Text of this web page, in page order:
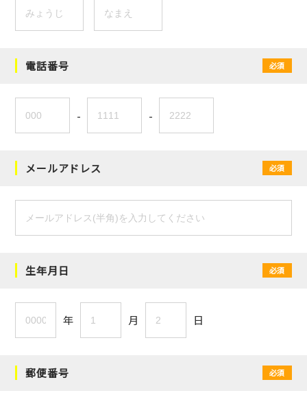
電話番号 必須
- -
メールアドレス 必須
生年月日 必須
年 月 日
郵便番号 必須